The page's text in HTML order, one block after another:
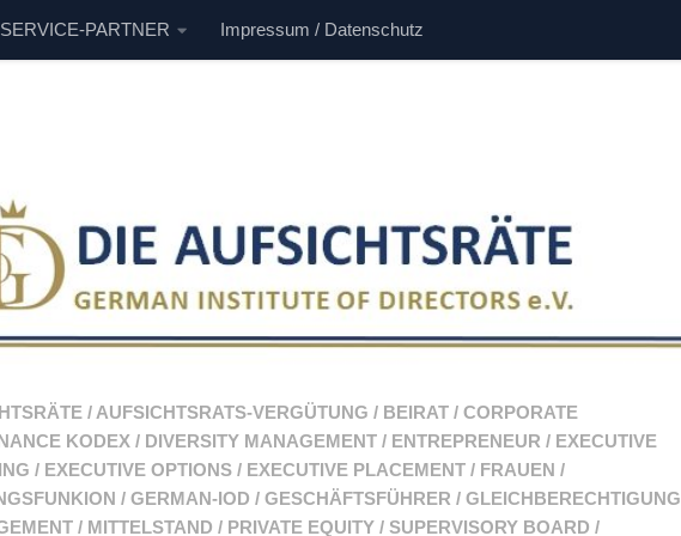
PARTNER Impressum / Datenschutz
/ AUFSICHTSRATS-VERGÜTUNG / BEIRAT / CORPORATE
KODEX / DIVERSITY MANAGEMENT / ENTREPRENEUR / EXECUTIVE
/ EXECUTIVE OPTIONS / EXECUTIVE PLACEMENT / FRAUEN /
/ GERMAN-IOD / GESCHÄFTSFÜHRER / GLEICHBERECHTIGUNG
/ MITTELSTAND / PRIVATE EQUITY / SUPERVISORY BOARD /